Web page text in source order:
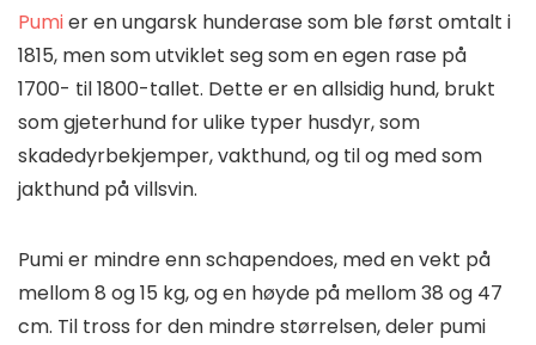
Pumier en ungarsk hunderase som ble først omtalt i
1815, men som utviklet seg som en egen rase på
1700- til 1800-tallet. Dette er en allsidig hund, brukt
som gjeterhund for ulike typer husdyr, som
skadedyrbekjemper, vakthund, og til og med som
jakthund på villsvin.
Pumi er mindre enn schapendoes, med en vekt på
mellom 8 og 15 kg, og en høyde på mellom 38 og 47
cm. Til tross for den mindre størrelsen, deler pumi